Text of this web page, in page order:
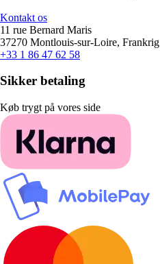
Kontakt os
11 rue Bernard Maris
37270 Montlouis-sur-Loire, Frankrig
+33 1 86 47 62 58
Sikker betaling
Køb trygt på vores side